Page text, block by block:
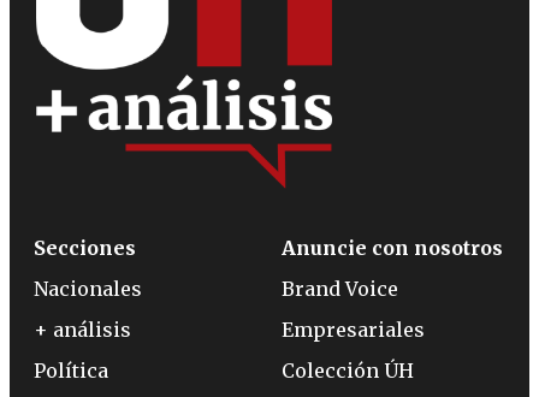
Secciones
Nacionales
+ análisis
Política
Anuncie con nosotros
Brand Voice
Empresariales
Colección ÚH